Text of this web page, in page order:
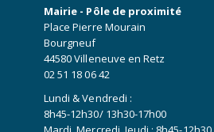
Mairie - Pôle de proximité
Place Pierre Mourain
Bourgneuf
44580 Villeneuve en Retz
02 51 18 06 42
Lundi & Vendredi :
8h45-12h30/ 13h30-17h00